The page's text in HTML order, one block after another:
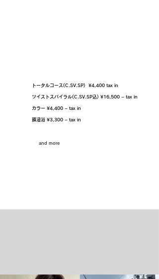
トータルコース(C.SV.SP) ¥4,400 tax in
ツイストスパイラル(C.SV.SP込) ¥16,500 ~ tax in
カラー ¥4,400 ~ tax in
頭浸浴 ¥3,300 ~ tax in
and more